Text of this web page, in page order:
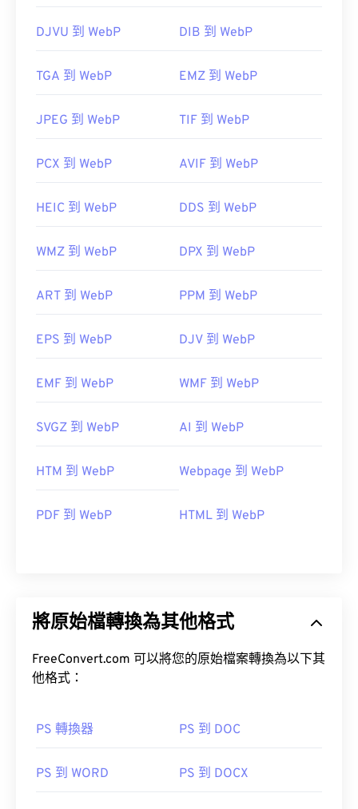
DJVU 到 WebP DIB 到 WebP
TGA 到 WebP EMZ 到 WebP
JPEG 到 WebP TIF 到 WebP
PCX 到 WebP AVIF 到 WebP
HEIC 到 WebP DDS 到 WebP
WMZ 到 WebP DPX 到 WebP
ART 到 WebP PPM 到 WebP
EPS 到 WebP DJV 到 WebP
EMF 到 WebP WMF 到 WebP
SVGZ 到 WebP AI 到 WebP
HTM 到 WebP Webpage 到 WebP
PDF 到 WebP HTML 到 WebP
將原始檔轉換為其他格式
FreeConvert.com 可以將您的原始檔案轉換為以下其
他格式：
PS 轉換器 PS 到 DOC
PS 到 WORD PS 到 DOCX